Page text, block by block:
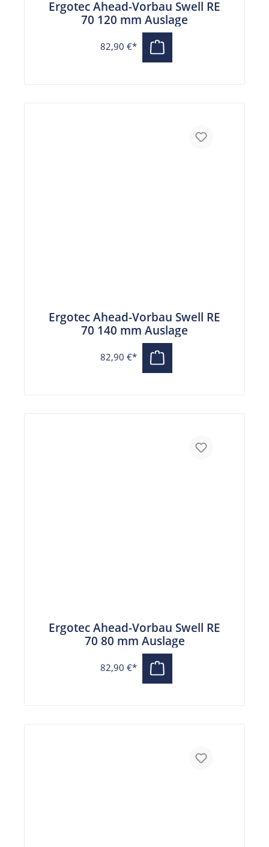
Ergotec Ahead-Vorbau Swell RE
70 120 mm Auslage
82,90 €*
Ergotec Ahead-Vorbau Swell RE
70 140 mm Auslage
82,90 €*
Ergotec Ahead-Vorbau Swell RE
70 80 mm Auslage
82,90 €*